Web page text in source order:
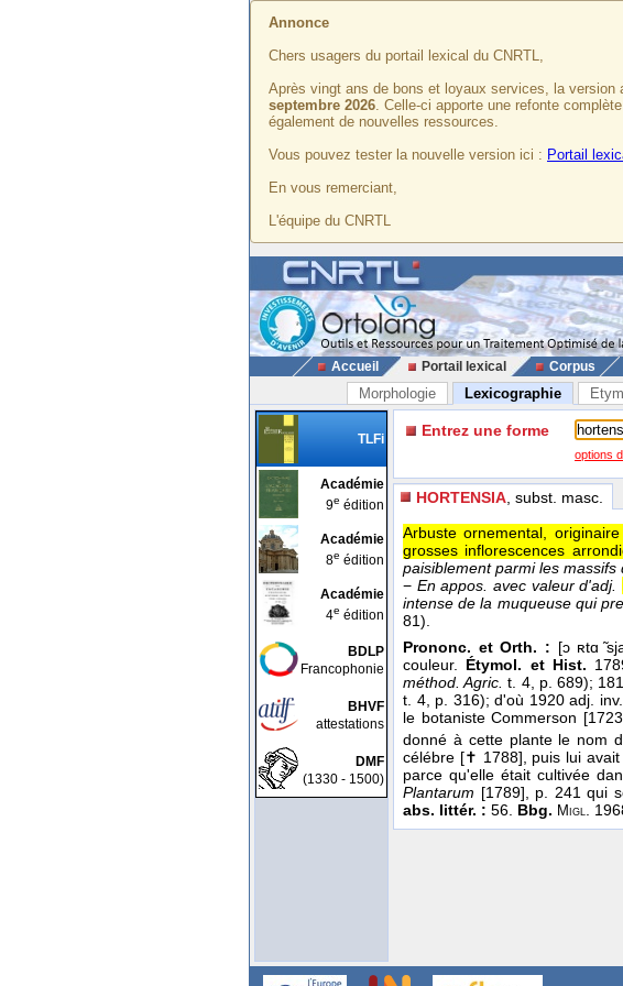
Annonce
Chers usagers du portail lexical du CNRTL,
Après vingt ans de bons et loyaux services, la version
septembre 2026. Celle-ci apporte une refonte
également de nouvelles ressources.
Vous pouvez tester la nouvelle version ici : Portail
En vous remerciant,
L'équipe du CNRTL
Accueil Portail lexical Corpus
Morphologie Lexicographie
TLFi
Académie
9e édition
Académie
8e édition
Académie
4e édition
BDLP
Francophonie
BHVF
attestations
DMF
(1330 - 1500)
Entrez une forme
options
HORTENSIA , subst. masc.
Arbuste ornemental,
grosses inflorescences
paisiblement parmi les massifs
− En appos. avec valeur d'adj.
intense de la muqueuse qui
81).
Prononc. et Orth. : [ɔ ʀtɑ
couleur. Étymol. et Hist.
méthod. Agric.t. 4, p. 689);
t. 4, p. 316); d'où 1920 adj.
le botaniste Commerson
donné à cette plante le nom
célébre [✝ 1788], puis lui
parce qu'elle était cultivée
Plantarum [1789], p. 241 qui
abs. littér. : 56. Bbg. Migl .